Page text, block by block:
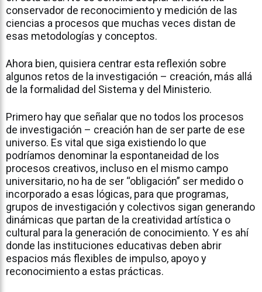
conservador de reconocimiento y medición de las
ciencias a procesos que muchas veces distan de
esas metodologías y conceptos.
Ahora bien, quisiera centrar esta reflexión sobre
algunos retos de la investigación – creación, más allá
de la formalidad del Sistema y del Ministerio.
Primero hay que señalar que no todos los procesos
de investigación – creación han de ser parte de ese
universo. Es vital que siga existiendo lo que
podríamos denominar la espontaneidad de los
procesos creativos, incluso en el mismo campo
universitario, no ha de ser “obligación” ser medido o
incorporado a esas lógicas, para que programas,
grupos de investigación y colectivos sigan generando
dinámicas que partan de la creatividad artística o
cultural para la generación de conocimiento. Y es ahí
donde las instituciones educativas deben abrir
espacios más flexibles de impulso, apoyo y
reconocimiento a estas prácticas.